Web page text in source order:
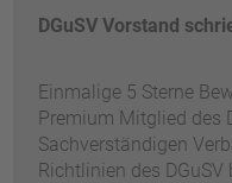
DGuSV Vorstand
Einmalige 5 Sterne
Premium Mitglied des
Sachverständigen
Richtlinien des